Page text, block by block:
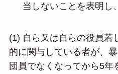
当しないことを表明し
(1) 自ら又は自らの役員若
的に関与している者が、
団員でなくなってから5年